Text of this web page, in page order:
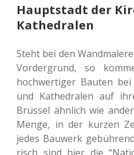
Hauptstadt der
Kathedralen
Steht bei den
Vor­der­grund, so
hoch­wer­ti­ger Bauten
und Kathe­dra­len auf
Brüs­sel ähn­lich wie
Menge, in der kurzen
jedes Bau­werk